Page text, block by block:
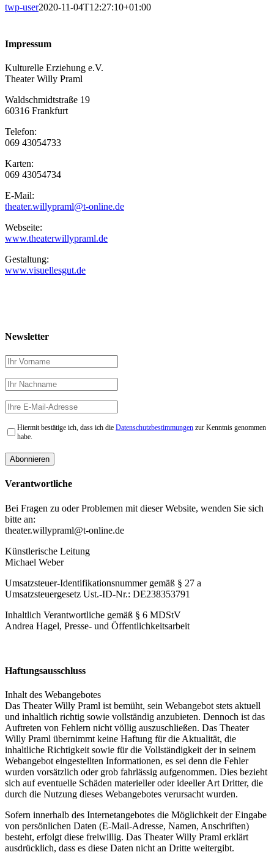
twp-user2020-11-04T12:27:10+01:00
Impressum
Kulturelle Erziehung e.V.
Theater Willy Praml
Waldschmidtstraße 19
60316 Frankfurt
Telefon:
069 43054733
Karten:
069 43054734
E-Mail:
theater.willypraml@t-online.de
Webseite:
www.theaterwillypraml.de
Gestaltung:
www.visuellesgut.de
Newsletter
Hiermit bestätige ich, dass ich die Datenschutzbestimmungen zur Kenntnis genommen
habe.
Verantwortliche
Bei Fragen zu oder Problemen mit dieser Website, wenden Sie sich
bitte an:
theater.willypraml@t-online.de
Künstlerische Leitung
Michael Weber
Umsatzsteuer-Identifikationsnummer gemäß § 27 a
Umsatzsteuergesetz Ust.-ID-Nr.: DE238353791
Inhaltlich Verantwortliche gemäß § 6 MDStV
Andrea Hagel, Presse- und Öffentlichkeitsarbeit
Haftungsausschluss
Inhalt des Webangebotes
Das Theater Willy Praml ist bemüht, sein Webangebot stets aktuell
und inhaltlich richtig sowie vollständig anzubieten. Dennoch ist das
Auftreten von Fehlern nicht völlig auszuschließen. Das Theater
Willy Praml übernimmt keine Haftung für die Aktualität, die
inhaltliche Richtigkeit sowie für die Vollständigkeit der in seinem
Webangebot eingestellten Informationen, es sei denn die Fehler
wurden vorsätzlich oder grob fahrlässig aufgenommen. Dies bezieht
sich auf eventuelle Schäden materieller oder ideeller Art Dritter, die
durch die Nutzung dieses Webangebotes verursacht wurden.
Sofern innerhalb des Internetangebotes die Möglichkeit der Eingabe
von persönlichen Daten (E-Mail-Adresse, Namen, Anschriften)
besteht, erfolgt diese freiwillig. Das Theater Willy Praml erklärt
ausdrücklich, dass es diese Daten nicht an Dritte weitergibt.